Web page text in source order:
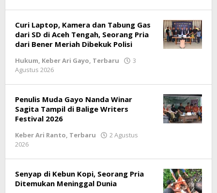
Curi Laptop, Kamera dan Tabung Gas
dari SD di Aceh Tengah, Seorang Pria
dari Bener Meriah Dibekuk Polisi
Hukum, Keber Ari Gayo, Terbaru
3
Agustus 2026
Penulis Muda Gayo Nanda Winar
Sagita Tampil di Balige Writers
Festival 2026
Keber Ari Ranto, Terbaru
2 Agustus
2026
Senyap di Kebun Kopi, Seorang Pria
Ditemukan Meninggal Dunia